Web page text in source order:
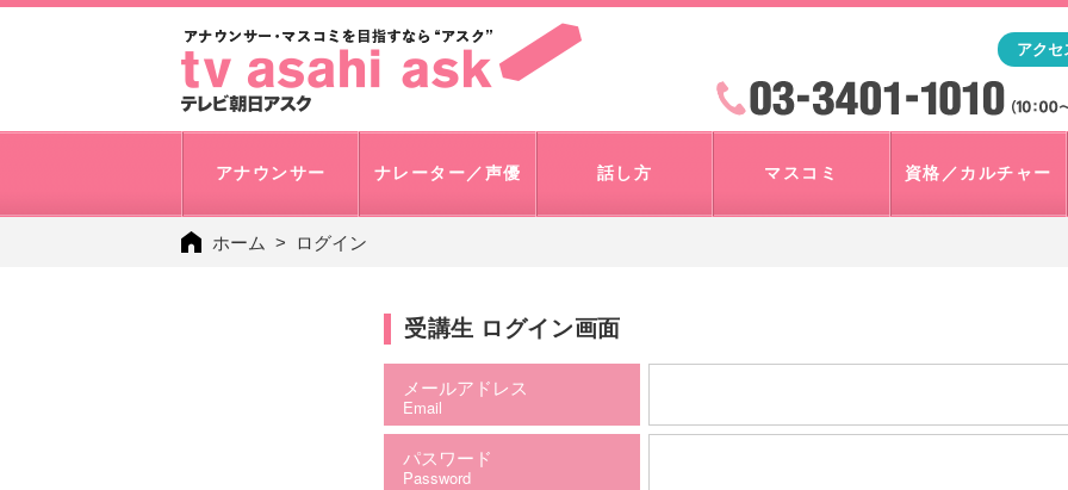
「アナウンサー・マスコミを目指すなら"アスク"」テレビ
アクセ
検索
アナウンサー ナレーター／声優 話し方 マスコミ 資格／カルチャー
ホーム ログイン
受講生 ログイン画面
メールアドレス
Email
パスワード
Password